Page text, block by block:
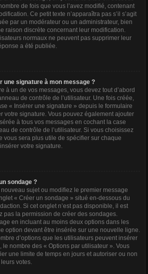
de fois que vous l’avez modifié, contenant
Ce petit texte n’apparaîtra pas s’il s’agit
par un modérateur ou un administrateur, bien
raison discrète concernant leur modification.
normaux ne peuvent pas supprimer leur
a été publiée.
une signature à mon message ?
à un de vos messages, vous devez tout d’abord
de contrôle de l’utilisateur. Une fois créée,
« Insérer une signature » depuis le formulaire
votre signature. Vous pouvez également ajouter
à tous vos messages en cochant la case
de contrôle de l’utilisateur. Si vous choisissez
vous sera plus utile de spécifier sur chaque
votre signature.
sondage ?
sujet ou modifiez le premier message
« Créer un sondage » situé en-dessous du
Si cet onglet n’est pas disponible, il est
pas la permission de créer des sondages.
en incluant au moins deux options dans les
option devant être insérée sur une nouvelle ligne.
d’options que les utilisateurs peuvent insérer
le nombre des « Options par utilisateur ». Vous
une limite de temps en jours et autoriser ou non
votes.